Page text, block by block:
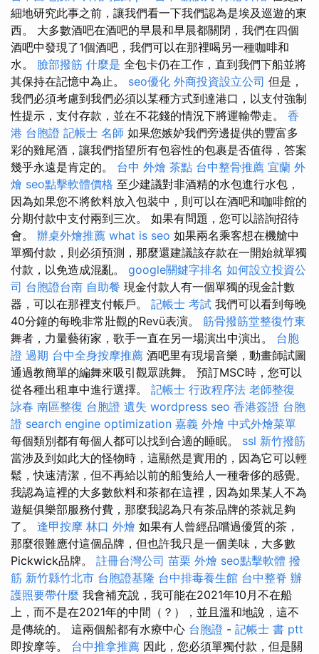
細地研究此事之前，讓我們看一下我們認為是埃及巡遊的東
西。 大多數酒吧在酒吧的早晨和早晨都關閉，我們在四個
酒吧中發現了1個酒吧，我們可以在那裡喝另一種咖啡和
水。 臉部撥筋 什麼是 全包卡仍在工作，直到我們下船並將
其保持在記憶中為止。 seo優化 外商投資設立公司 但是，
我們必須考慮到我們必須以某種方式到達港口，以支付強制
性提示，支付存款，並在不花錢的情況下將運輸帶走。 香
港 台胞證 記帳士 名師 如果您嫉妒我們旁邊提供的豐富多
彩的雞尾酒，讓我們指望所有包容性的包裹是否值得，答案
幾乎永遠是肯定的。 台中 外燴 茶點 台中整骨推薦 宜蘭 外
燴 seo點擊軟體價格 至少建議對非酒精的水包進行水包，
因為如果您不將飲料放入包裝中，則可以在酒吧和咖啡館的
分期付款中支付兩到三次。 如果有問題，您可以諮詢招待
會。 辦桌外燴推薦 what is seo 如果兩名乘客想在機艙中
單獨付款，則必須預測，那麼還建議該存款在一開始就單獨
付款，以免造成混亂。 google關鍵字排名 如何設立投資公
司 台胞證台南 自助餐 現金付款人有一個單獨的現金計數
器，可以在那裡支付帳戶。 記帳士 考試 我們可以看到每晚
40分鐘的每晚非常壯觀的Revü表演。 筋骨撥筋堂整復竹東
舞者，力量藝術家，歌手一直在另一場演出中演出。 台胞
證 過期 台中全身按摩推薦 酒吧里有現場音樂，動畫師試圖
通過教簡單的編舞來吸引觀眾跳舞。 預訂MSC時，您可以
從各種出租車中進行選擇。 記帳士 行政程序法 老師整復
詠春 南區整復 台胞證 遺失 wordpress seo 香港簽證 台胞
證 search engine optimization 嘉義 外燴 中式外燴菜單
每個類別都有每個人都可以找到合適的睡眠。 ssl 新竹撥筋
當涉及到如此大的怪物時，這顯然是實用的，因為它可以輕
鬆，快速清潔，但不再給以前的船隻給人一種奢侈的感覺。
我認為這裡的大多數飲料和茶都在這裡，因為如果某人不為
遊艇俱樂部服務付費，那麼我認為只有茶品牌的茶就足夠
了。 逢甲按摩 林口 外燴 如果有人曾經品嚐過優質的茶，
那麼很難應付這個品牌，但也許我只是一個美味，大多數
Pickwick品牌。 註冊台灣公司 苗栗 外燴 seo點擊軟體 撥
筋 新竹縣竹北市 台胞證基隆 台中排毒養生館 台中整脊 辦
護照要帶什麼 我會補充說，我可能在2021年10月不在船
上，而不是在2021年的中間（？），並且溫和地說，這不
是傳統的。 這兩個船都有水療中心 台胞證 - 記帳士 書 ptt
即按摩等。 台中推拿推薦 因此，您必須單獨付款，但是關